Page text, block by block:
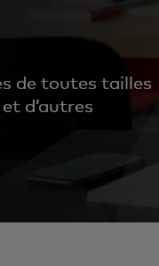
de toutes tailles
d’autres